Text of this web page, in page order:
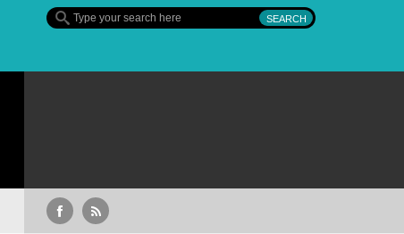
Sullivan’s Crossing – finalul sezonului 4, pe